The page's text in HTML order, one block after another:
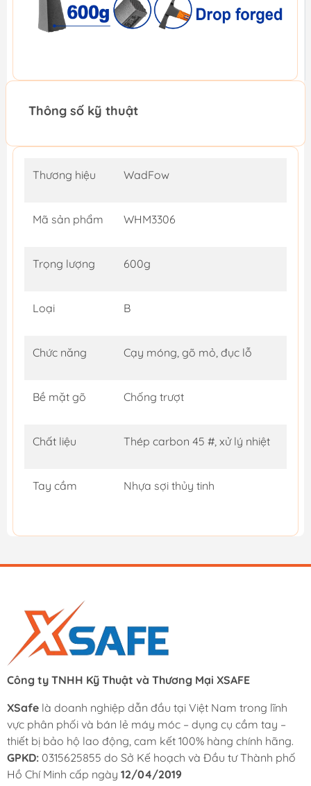
Thông số kỹ thuật
Thương hiệu WadFow
Mã sản phẩm WHM3306
Trọng lượng 600g
Loại B
Chức năng Cạy móng, gõ mỏ, đục lỗ
Bề mặt gõ Chống trượt
Chất liệu Thép carbon 45 #, xử lý nhiệt
Tay cầm Nhựa sợi thủy tinh
Công ty TNHH Kỹ Thuật và Thương Mại XSAFE
XSafe là doanh nghiệp dẫn đầu tại Việt Nam trong lĩnh
vực phân phối và bán lẻ máy móc – dụng cụ cầm tay –
thiết bị bảo hộ lao động, cam kết 100% hàng chính hãng.
GPKD: 0315625855 do Sở Kế hoạch và Đầu tư Thành phố
Hồ Chí Minh cấp ngày 12/04/2019